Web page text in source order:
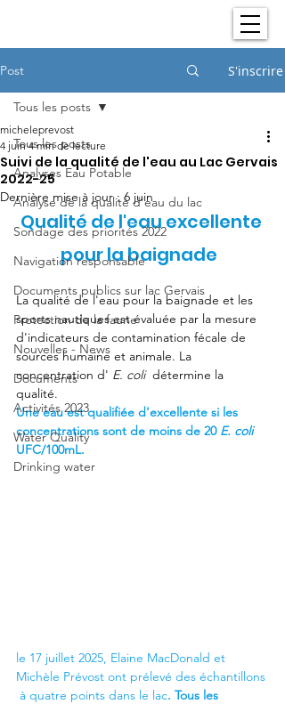
Post S'inscrire
Tous les posts
Analyses Eau Potable
Analyse de la qualité d'eau du lac
Sondage des priorités 2022
Navigation responsable
Documents publics sur lac Gervais
Protection de la faune
Nouvelles - News
Documents
Activités 2023
Water Quality
Drinking water
Tous les posts
Suivi de la qualité de l'eau au Lac Gervais
2022-25
micheleprevost
4 juin 4 min de lecture
Dernière mise à jour : 6 juin
Qualité de l'eau excellente
pour la baignade
La qualité de l'eau pour la baignade et les
sports nautiques est évaluée par la mesure
d'indicateurs de contamination fécale de
sources humaine et animale. La
concentration d' E. coli détermine la
qualité.
Une eau est qualifiée d'excellente si les
concentrations sont de moins de 20 E. coli
UFC/100mL.
le 17 juillet 2025, Elaine MacDonald et
Michèle Prévost ont prélevé des échantillons
à quatre points dans le lac. Tous les